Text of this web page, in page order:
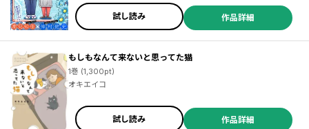
試し読み 作品詳細
もしもなんて来ないと思ってた猫
1巻 (1,300pt)
オキエイコ
試し読み 作品詳細